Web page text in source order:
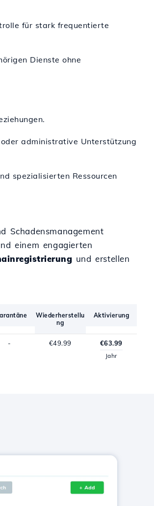
für stark frequentierte
Dienste ohne
administrative Unterstützung
spezialisierten Ressourcen
Schadensmanagement
einem engagierten
und erstellen
Wiederherstellu
ng
Aktivierung
- €49.99 €63.99
Jahr